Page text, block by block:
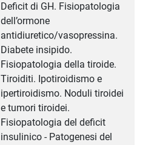
Deficit di GH. Fisiopatologia
dell’ormone
antidiuretico/vasopressina.
Diabete insipido.
Fisiopatologia della tiroide.
Tiroiditi. Ipotiroidismo e
ipertiroidismo. Noduli tiroidei
e tumori tiroidei.
Fisiopatologia del deficit
insulinico - Patogenesi del